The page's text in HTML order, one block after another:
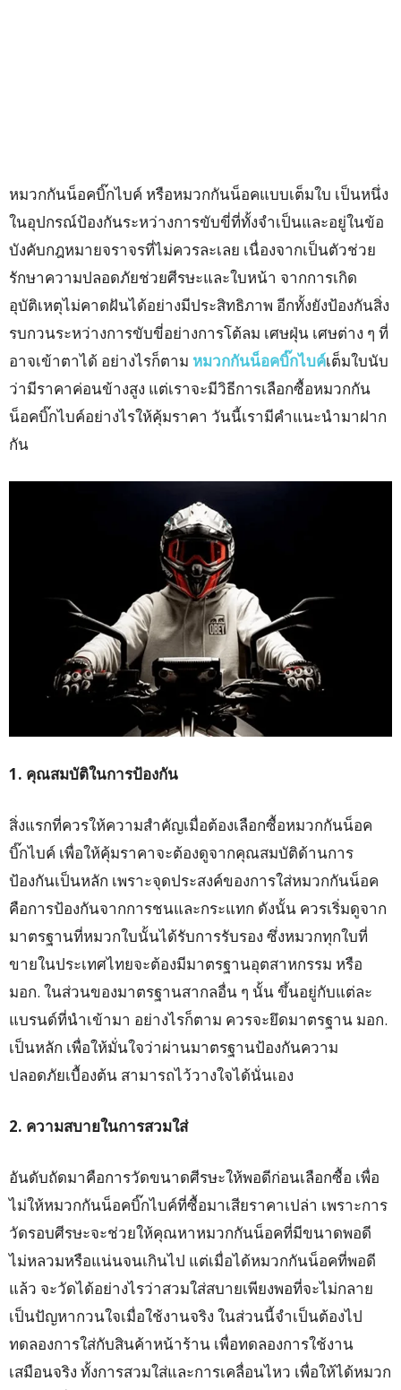
หมวกกันน็อคบิ๊กไบค์ หรือหมวกกันน็อคแบบเต็มใบ เป็นหนึ่ง
ในอุปกรณ์ป้องกันระหว่างการขับขี่ที่ทั้งจำเป็นและอยู่ในข้อ
บังคับกฎหมายจราจรที่ไม่ควรละเลย เนื่องจากเป็นตัวช่วย
รักษาความปลอดภัยช่วยศีรษะและใบหน้า จากการเกิด
อุบัติเหตุไม่คาดฝันได้อย่างมีประสิทธิภาพ อีกทั้งยังป้องกันสิ่ง
รบกวนระหว่างการขับขี่อย่างการโต้ลม เศษฝุ่น เศษต่าง ๆ ที่
อาจเข้าตาได้ อย่างไรก็ตาม หมวกกันน็อคบิ๊กไบค์เต็มใบนับ
ว่ามีราคาค่อนข้างสูง แต่เราจะมีวิธีการเลือกซื้อหมวกกัน
น็อคบิ๊กไบค์อย่างไรให้คุ้มราคา วันนี้เรามีคำแนะนำมาฝาก
กัน
1. คุณสมบัติในการป้องกัน
สิ่งแรกที่ควรให้ความสำคัญเมื่อต้องเลือกซื้อหมวกกันน็อค
บิ๊กไบค์ เพื่อให้คุ้มราคาจะต้องดูจากคุณสมบัติด้านการ
ป้องกันเป็นหลัก เพราะจุดประสงค์ของการใส่หมวกกันน็อค
คือการป้องกันจากการชนและกระแทก ดังนั้น ควรเริ่มดูจาก
มาตรฐานที่หมวกใบนั้นได้รับการรับรอง ซึ่งหมวกทุกใบที่
ขายในประเทศไทยจะต้องมีมาตรฐานอุตสาหกรรม หรือ
มอก. ในส่วนของมาตรฐานสากลอื่น ๆ นั้น ขึ้นอยู่กับแต่ละ
แบรนด์ที่นำเข้ามา อย่างไรก็ตาม ควรจะยึดมาตรฐาน มอก.
เป็นหลัก เพื่อให้มั่นใจว่าผ่านมาตรฐานป้องกันความ
ปลอดภัยเบื้องต้น สามารถไว้วางใจได้นั่นเอง
2. ความสบายในการสวมใส่
อันดับถัดมาคือการวัดขนาดศีรษะให้พอดีก่อนเลือกซื้อ เพื่อ
ไม่ให้หมวกกันน็อคบิ๊กไบค์ที่ซื้อมาเสียราคาเปล่า เพราะการ
วัดรอบศีรษะจะช่วยให้คุณหาหมวกกันน็อคที่มีขนาดพอดี
ไม่หลวมหรือแน่นจนเกินไป แต่เมื่อได้หมวกกันน็อคที่พอดี
แล้ว จะวัดได้อย่างไรว่าสวมใส่สบายเพียงพอที่จะไม่กลาย
เป็นปัญหากวนใจเมื่อใช้งานจริง ในส่วนนี้จำเป็นต้องไป
ทดลองการใส่กับสินค้าหน้าร้าน เพื่อทดลองการใช้งาน
เสมือนจริง ทั้งการสวมใส่และการเคลื่อนไหว เพื่อให้ได้หมวก